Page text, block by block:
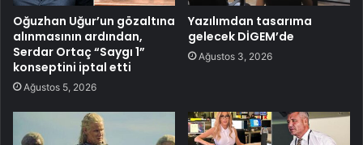
Oğuzhan Uğur’un gözaltına
alınmasının ardından,
Serdar Ortaç “Saygı 1”
konseptini iptal etti
Ağustos 5, 2026
Yazılımdan tasarıma
gelecek DİGEM’de
Ağustos 3, 2026